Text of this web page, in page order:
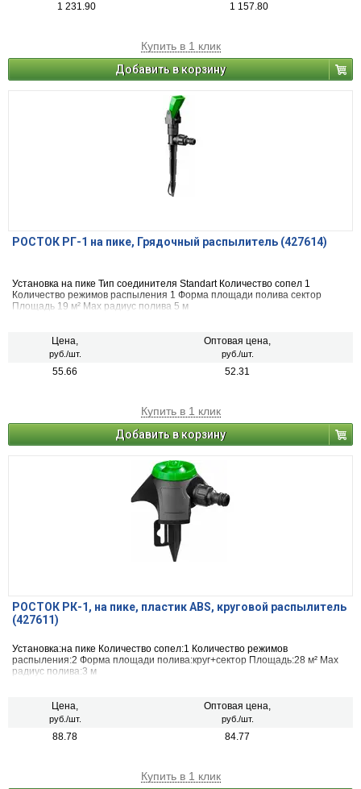
1 231.90 1 157.80
Купить в 1 клик
Добавить в корзину
РОСТОК РГ-1 на пике, Грядочный распылитель (427614)
Установка на пике Тип соединителя Standart Количество сопел 1
Количество режимов распыления 1 Форма площади полива сектор
Площадь 19 м² Max радиус полива 5 м
Цена,
руб./шт.
Оптовая цена,
руб./шт.
55.66 52.31
Купить в 1 клик
Добавить в корзину
РОСТОК РК-1, на пике, пластик ABS, круговой распылитель
(427611)
Установка:на пике Количество сопел:1 Количество режимов
распыления:2 Форма площади полива:круг+сектор Площадь:28 м² Max
радиус полива:3 м
Цена,
руб./шт.
Оптовая цена,
руб./шт.
88.78 84.77
Купить в 1 клик